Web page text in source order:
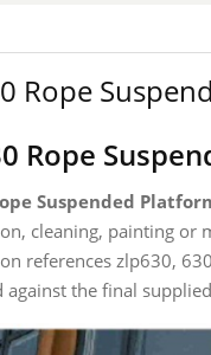
Rope
Rope
Suspended
cleaning, painting or
references zlp630,
against the final